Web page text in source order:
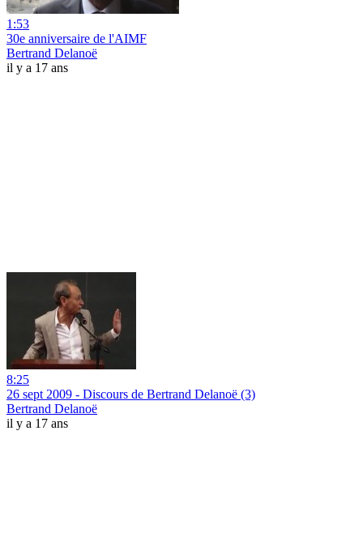
1:53
30e anniversaire de l'AIMF
Bertrand Delanoë
il y a 17 ans
8:25
26 sept 2009 - Discours de Bertrand Delanoë (3)
Bertrand Delanoë
il y a 17 ans